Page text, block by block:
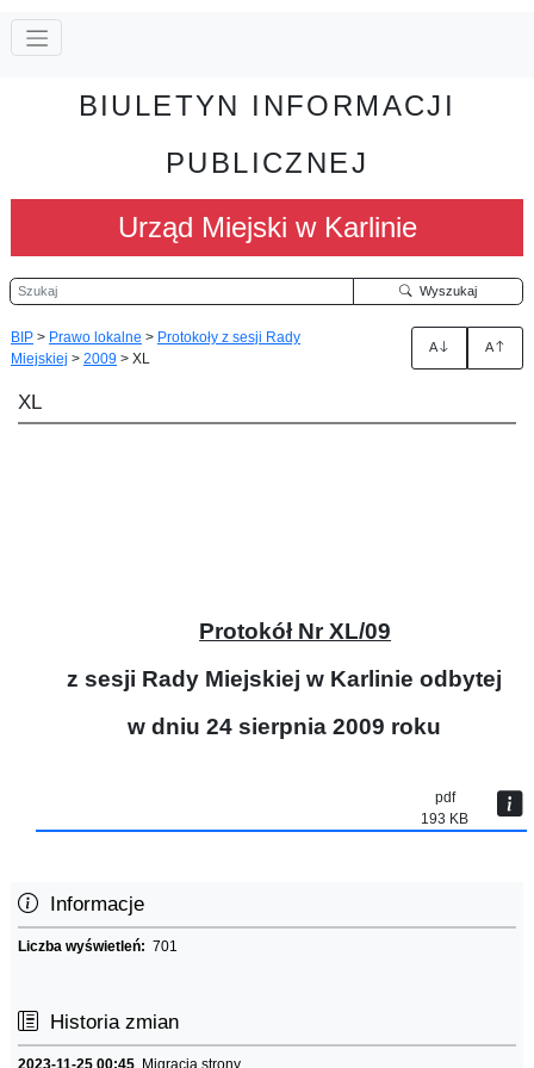
BIULETYN INFORMACJI
PUBLICZNEJ
Urząd Miejski w Karlinie
Szukaj Wyszukaj
BIP > Prawo lokalne > Protokoły z sesji Rady
Miejskiej > 2009 > XL
A A
XL
Protokół Nr XL/09
z sesji Rady Miejskiej w Karlinie odbytej
w dniu 24 sierpnia 2009 roku
pdf
193 KB
Informacje
Liczba wyświetleń: 701
Historia zmian
2023-11-25 00:45 Migracja strony